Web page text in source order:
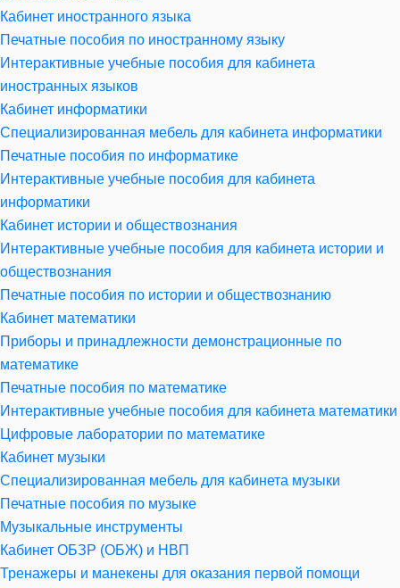
Кабинет иностранного языка
Печатные пособия по иностранному языку
Интерактивные учебные пособия для кабинета
иностранных языков
Кабинет информатики
Специализированная мебель для кабинета информатики
Печатные пособия по информатике
Интерактивные учебные пособия для кабинета
информатики
Кабинет истории и обществознания
Интерактивные учебные пособия для кабинета истории и
обществознания
Печатные пособия по истории и обществознанию
Кабинет математики
Приборы и принадлежности демонстрационные по
математике
Печатные пособия по математике
Интерактивные учебные пособия для кабинета математики
Цифровые лаборатории по математике
Кабинет музыки
Специализированная мебель для кабинета музыки
Печатные пособия по музыке
Музыкальные инструменты
Кабинет ОБЗР (ОБЖ) и НВП
Тренажеры и манекены для оказания первой помощи